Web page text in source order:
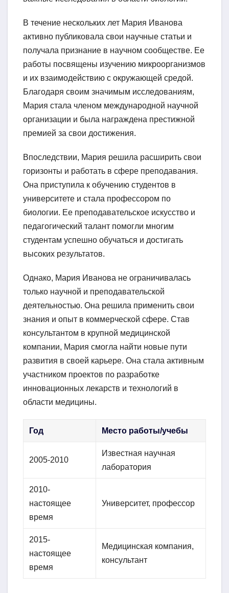
В течение нескольких лет Мария Иванова
активно публиковала свои научные статьи и
получала признание в научном сообществе. Ее
работы посвящены изучению микроорганизмов
и их взаимодействию с окружающей средой.
Благодаря своим значимым исследованиям,
Мария стала членом международной научной
организации и была награждена престижной
премией за свои достижения.
Впоследствии, Мария решила расширить свои
горизонты и работать в сфере преподавания.
Она приступила к обучению студентов в
университете и стала профессором по
биологии. Ее преподавательское искусство и
педагогический талант помогли многим
студентам успешно обучаться и достигать
высоких результатов.
Однако, Мария Иванова не ограничивалась
только научной и преподавательской
деятельностью. Она решила применить свои
знания и опыт в коммерческой сфере. Став
консультантом в крупной медицинской
компании, Мария смогла найти новые пути
развития в своей карьере. Она стала активным
участником проектов по разработке
инновационных лекарств и технологий в
области медицины.
Год Место работы/учебы
2005-2010
Известная научная
лаборатория
2010-
настоящее
время
Университет, профессор
2015-
настоящее
время
Медицинская компания,
консультант